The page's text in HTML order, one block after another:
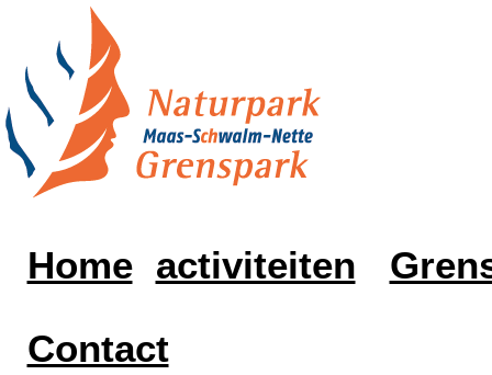
Home activiteiten
Contact